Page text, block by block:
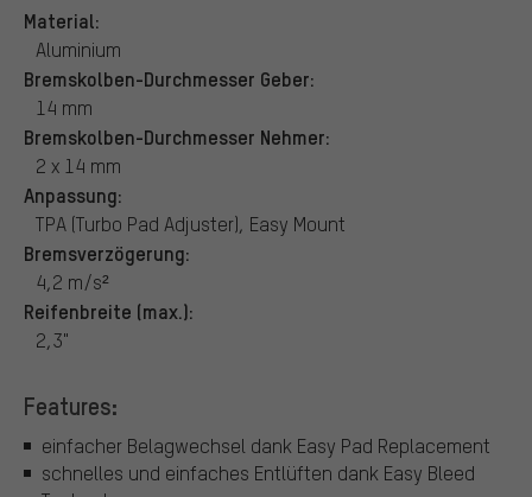
Material:
Aluminium
Bremskolben-Durchmesser Geber:
14 mm
Bremskolben-Durchmesser Nehmer:
2 x 14 mm
Anpassung:
TPA (Turbo Pad Adjuster), Easy Mount
Bremsverzögerung:
4,2 m/s²
Reifenbreite (max.):
2,3"
Features:
einfacher Belagwechsel dank Easy Pad Replacement
schnelles und einfaches Entlüften dank Easy Bleed